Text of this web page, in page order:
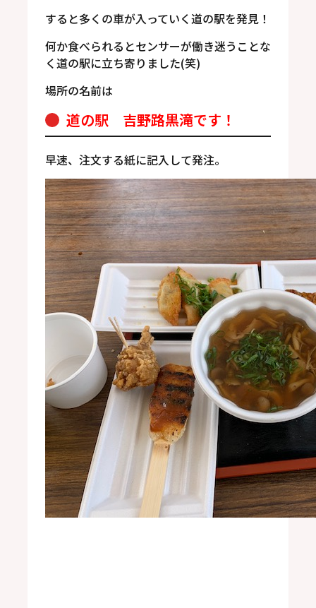
すると多くの車が入っていく道の駅を発見！
何か食べられるとセンサーが働き迷うことな
く道の駅に立ち寄りました(笑)
場所の名前は
道の駅 吉野路黒滝です！
早速、注文する紙に記入して発注。